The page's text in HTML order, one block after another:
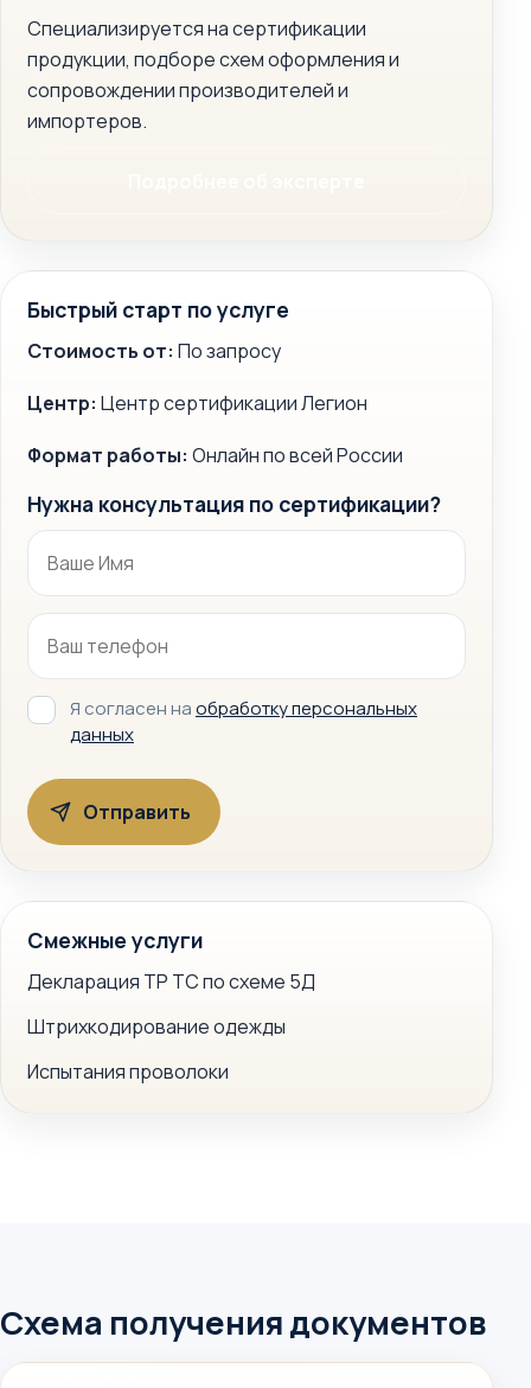
Специализируется на сертификации
продукции, подборе схем оформления и
сопровождении производителей и
импортеров.
Быстрый старт по услуге
Стоимость от: По запросу
Центр: Центр сертификации Легион
Формат работы: Онлайн по всей России
Нужна консультация по сертификации?
Я согласен наобработку персональных
данных
Смежные услуги
Декларация ТР ТС по схеме 5Д
Штрихкодирование одежды
Испытания проволоки
Схема получения документов